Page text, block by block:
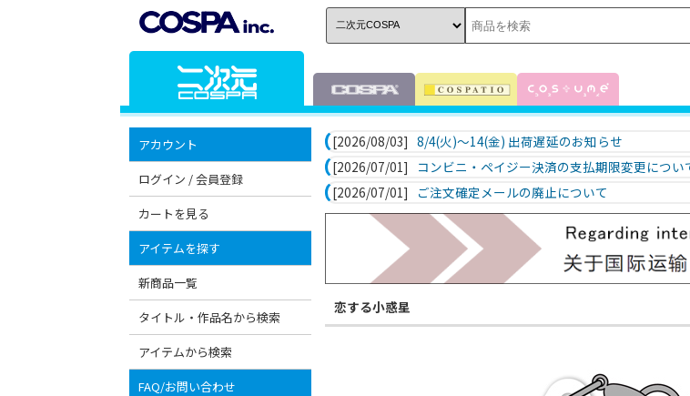
アカウント
ログイン / 会員登録
カートを見る
アイテムを探す
新商品一覧
タイトル・作品名から検索
アイテムから検索
FAQ/お問い合わせ
[2026/08/03] 8/4(火)～14(金) 出荷遅延のお知らせ
[2026/07/01]
コンビニ・ペイジー決済の支払期限変更につい
[2026/07/01]
ご注文確定メールの廃止について
恋する小惑星